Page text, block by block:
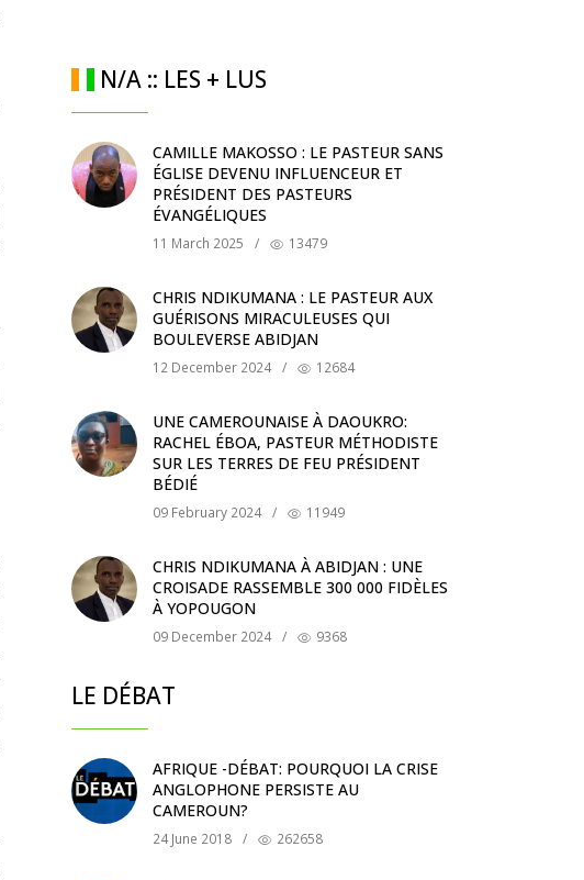
N/A :: LES + LUS
CAMILLE MAKOSSO : LE PASTEUR SANS
ÉGLISE DEVENU INFLUENCEUR ET
PRÉSIDENT DES PASTEURS
ÉVANGÉLIQUES
11 March 2025 / 13479
CHRIS NDIKUMANA : LE PASTEUR AUX
GUÉRISONS MIRACULEUSES QUI
BOULEVERSE ABIDJAN
12 December 2024 / 12684
UNE CAMEROUNAISE À DAOUKRO:
RACHEL ÉBOA, PASTEUR MÉTHODISTE
SUR LES TERRES DE FEU PRÉSIDENT
BÉDIÉ
09 February 2024 / 11949
CHRIS NDIKUMANA À ABIDJAN : UNE
CROISADE RASSEMBLE 300 000 FIDÈLES
À YOPOUGON
09 December 2024 / 9368
LE DÉBAT
AFRIQUE -DÉBAT: POURQUOI LA CRISE
ANGLOPHONE PERSISTE AU
CAMEROUN?
24 June 2018 / 262658